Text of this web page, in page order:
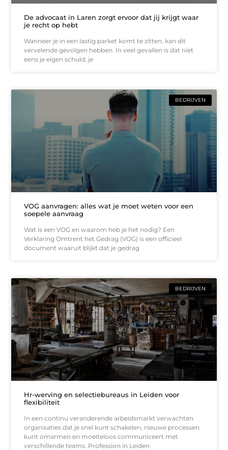
De advocaat in Laren zorgt ervoor dat jij krijgt waar
je recht op hebt
Wanneer je in een lastig parket komt te zitten, kan dit
vervelende gevolgen hebben. In veel gevallen is dat niet
eens je eigen schuld; je
BEDRIJVEN
VOG aanvragen: alles wat je moet weten voor een
soepele aanvraag
Wat is een VOG en waarom heb je het nodig? Een
Verklaring Omtrent het Gedrag (VOG) is een officieel
document waaruit blijkt dat je gedrag
BEDRIJVEN
Hr-werving en selectiebureaus in Leiden voor
flexibiliteit
In een continu veranderende arbeidsmarkt verwachten
organisaties dat je snel kunt schakelen, nieuwe processen
kunt omarmen en moeiteloos communiceert met
verschillende teams. Profession in Leiden